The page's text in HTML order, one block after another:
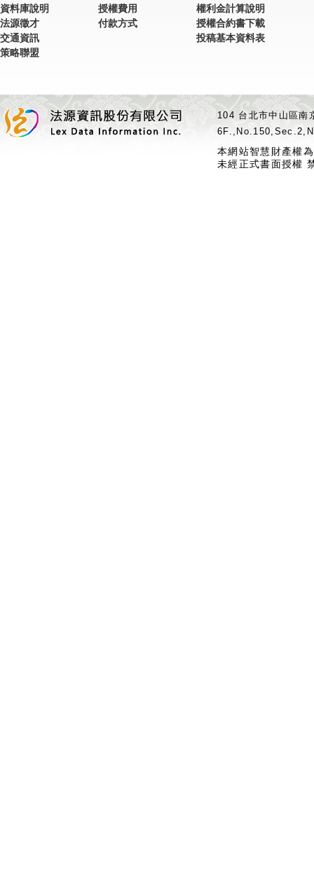
資料庫說明
法源徵才
交通資訊
策略聯盟
授權費用
付款方式
權利金計算說明
授權合約書下載
投稿基本資料表
104 台北市中山區
本網站智慧財產權
未經正式書面授權